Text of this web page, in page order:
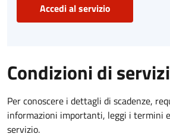
Accedi al servizio
Condizioni di
Per conoscere i dettagli di scadenze,
informazioni importanti, leggi i termini
servizio.